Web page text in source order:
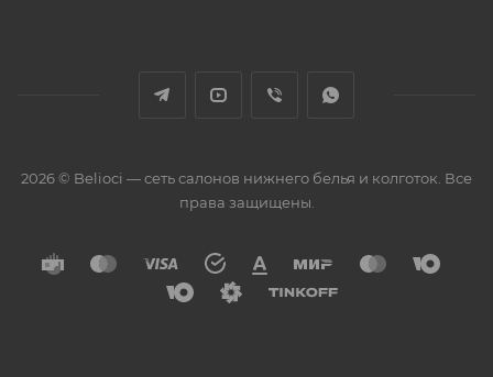
2026 © Belioci — сеть салонов нижнего белья и колготок. Все
права защищены.